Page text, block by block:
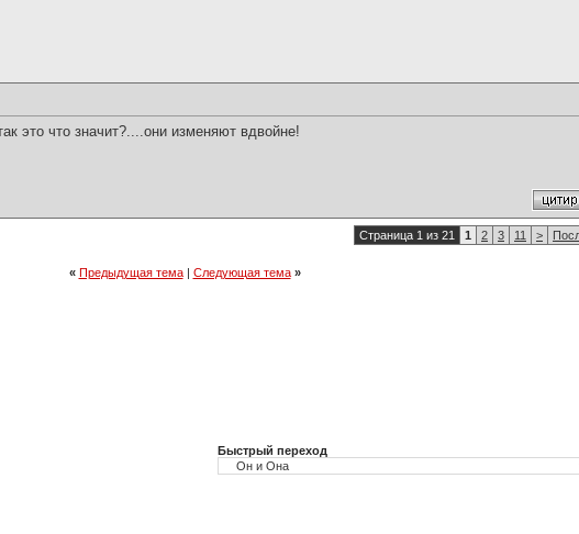
это что значит?....они изменяют вдвойне!
Страница 1 из 21 1 2 3 11 >
« Предыдущая тема| Следующая тема »
Быстрый переход